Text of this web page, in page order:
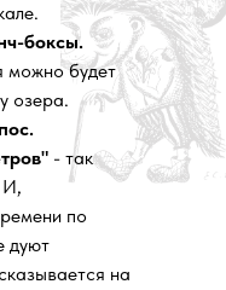
боксы.
можно будет
озера.
пос.
- так
И,
по
дуют
на